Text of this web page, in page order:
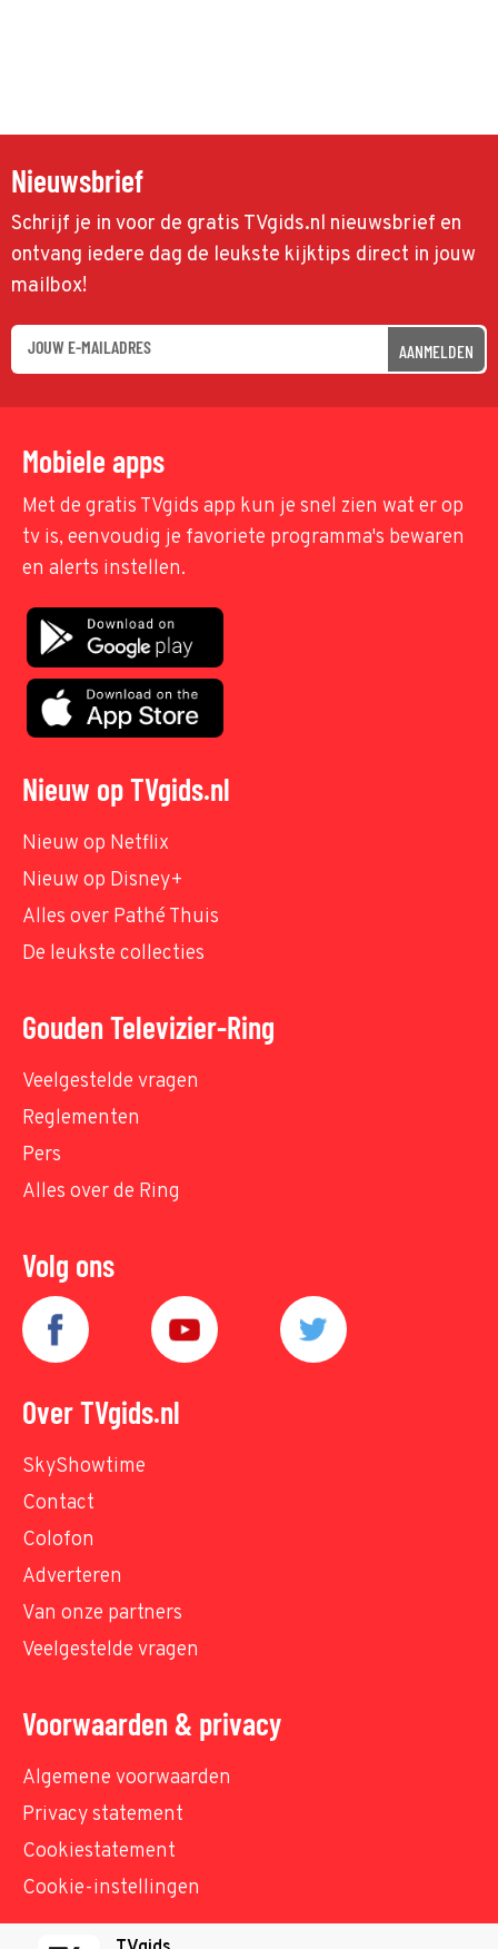
Nieuwsbrief
Schrijf je in voor de gratis TVgids.nl nieuwsbrief en
ontvang iedere dag de leukste kijktips direct in jouw
mailbox!
AANMELDEN
Mobiele apps
Met de gratis TVgids app kun je snel zien wat er op
tv is, eenvoudig je favoriete programma's bewaren
en alerts instellen.
Nieuw op TVgids.nl
Nieuw op Netflix
Nieuw op Disney+
Alles over Pathé Thuis
De leukste collecties
Gouden Televizier-Ring
Veelgestelde vragen
Reglementen
Pers
Alles over de Ring
Volg ons
Over TVgids.nl
SkyShowtime
Contact
Colofon
Adverteren
Van onze partners
Veelgestelde vragen
Voorwaarden & privacy
Algemene voorwaarden
Privacy statement
Cookiestatement
Cookie-instellingen